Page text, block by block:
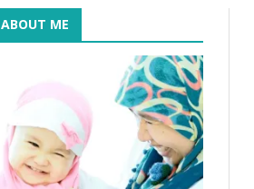
KEGIATAN
KOSMETIK
MOVIE
ABOUT ME